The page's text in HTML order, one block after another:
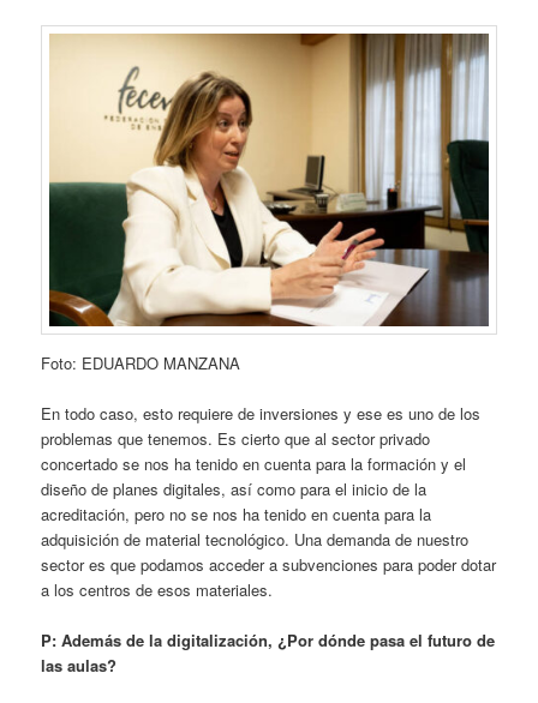
Foto: EDUARDO MANZANA
En todo caso, esto requiere de inversiones y ese es uno de los
problemas que tenemos. Es cierto que al sector privado
concertado se nos ha tenido en cuenta para la formación y el
diseño de planes digitales, así como para el inicio de la
acreditación, pero no se nos ha tenido en cuenta para la
adquisición de material tecnológico. Una demanda de nuestro
sector es que podamos acceder a subvenciones para poder dotar
a los centros de esos materiales.
P: Además de la digitalización, ¿Por dónde pasa el futuro de
las aulas?